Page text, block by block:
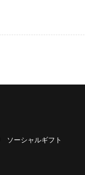
ソーシャルギフト